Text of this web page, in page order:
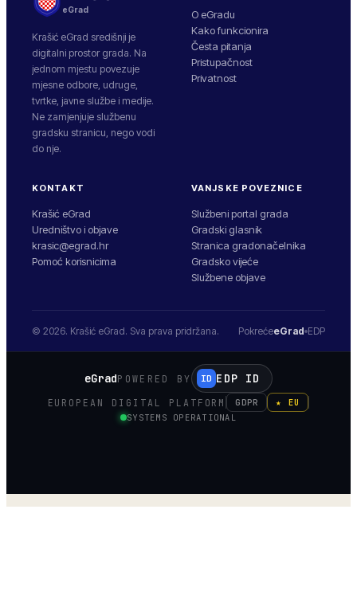
eGrad
Krašić eGrad središnji je
digitalni prostor grada. Na
jednom mjestu povezuje
mjesne odbore, udruge,
tvrtke, javne službe i medije.
Ne zamjenjuje službenu
gradsku stranicu, nego vodi
do nje.
O eGradu
Kako funkcionira
Česta pitanja
Pristupačnost
Privatnost
KONTAKT
Krašić eGrad
Uredništvo i objave
krasic@egrad.hr
Pomoć korisnicima
VANJSKE POVEZNICE
Službeni portal grada
Gradski glasnik
Stranica gradonačelnika
Gradsko vijeće
Službene objave
© 2026. Krašić eGrad. Sva prava pridržana. PokrećeeGrad EDP
eGradPOWERED BY ID EDP ID
EUROPEAN DIGITAL PLATFORM GDPR
★ EU
SYSTEMS OPERATIONAL